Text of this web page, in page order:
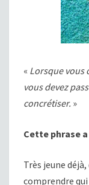
« Lorsque vous
vous devez
concrétiser. »
Cette phrase
Très jeune
comprendre qui